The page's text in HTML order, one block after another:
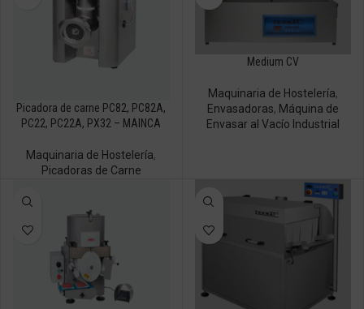
Picadora de carne PC82, PC82A,
PC22, PC22A, PX32 – MAINCA
Maquinaria de Hostelería,
Picadoras de Carne
Medium CV
Maquinaria de Hostelería,
Envasadoras, Máquina de
Envasar al Vacío Industrial